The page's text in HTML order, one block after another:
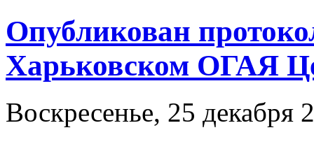
Опубликован
Харьковском ОГАЯ
Воскресенье, 25 декабря